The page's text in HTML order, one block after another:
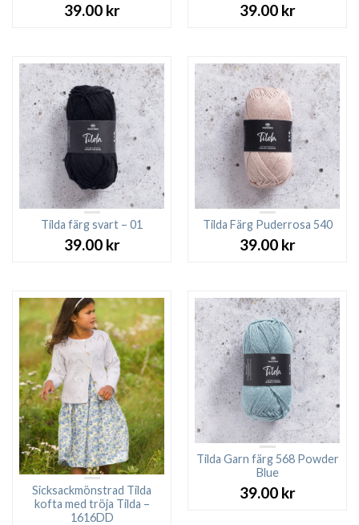
39.00 kr 39.00 kr
Tilda färg svart – 01
39.00 kr
Tilda Färg Puderrosa 540
39.00 kr
Sicksackmönstrad Tilda
kofta med tröja Tilda –
1616DD
Tilda Garn färg 568 Powder
Blue
39.00 kr